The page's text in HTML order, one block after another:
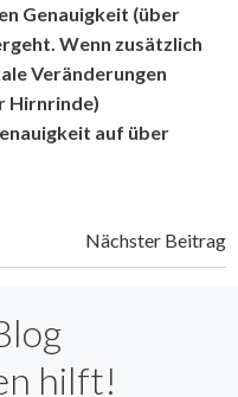
Genauigkeit (über
Wenn zusätzlich
Veränderungen
Hirnrinde)
auf über
Nächster Beitrag
hilft!